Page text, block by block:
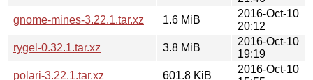
gnome-mines-3.22.1.tar.xz
1.6 MiB
2016-Oct-10
20:12
rygel-0.32.1.tar.xz
3.8 MiB
2016-Oct-10
19:19
polari-3.22.1.tar.xz
601.8 KiB
2016-Oct-10